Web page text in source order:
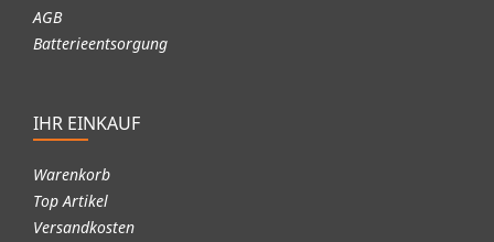
AGB
Batterieentsorgung
IHR EINKAUF
Warenkorb
Top Artikel
Versandkosten